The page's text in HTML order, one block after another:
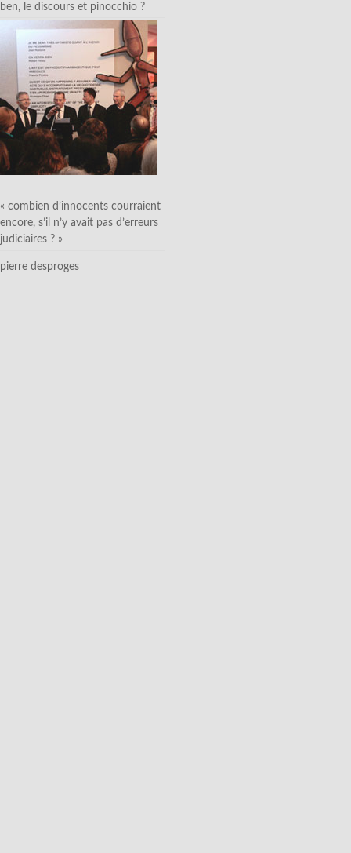
ben, le discours et pinocchio ?
« combien d’innocents courraient
encore, s’il n’y avait pas d’erreurs
judiciaires ? »
pierre desproges